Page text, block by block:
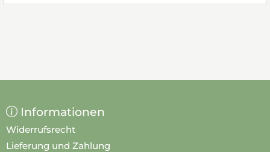
Informationen
Widerrufsrecht
Lieferung und Zahlung